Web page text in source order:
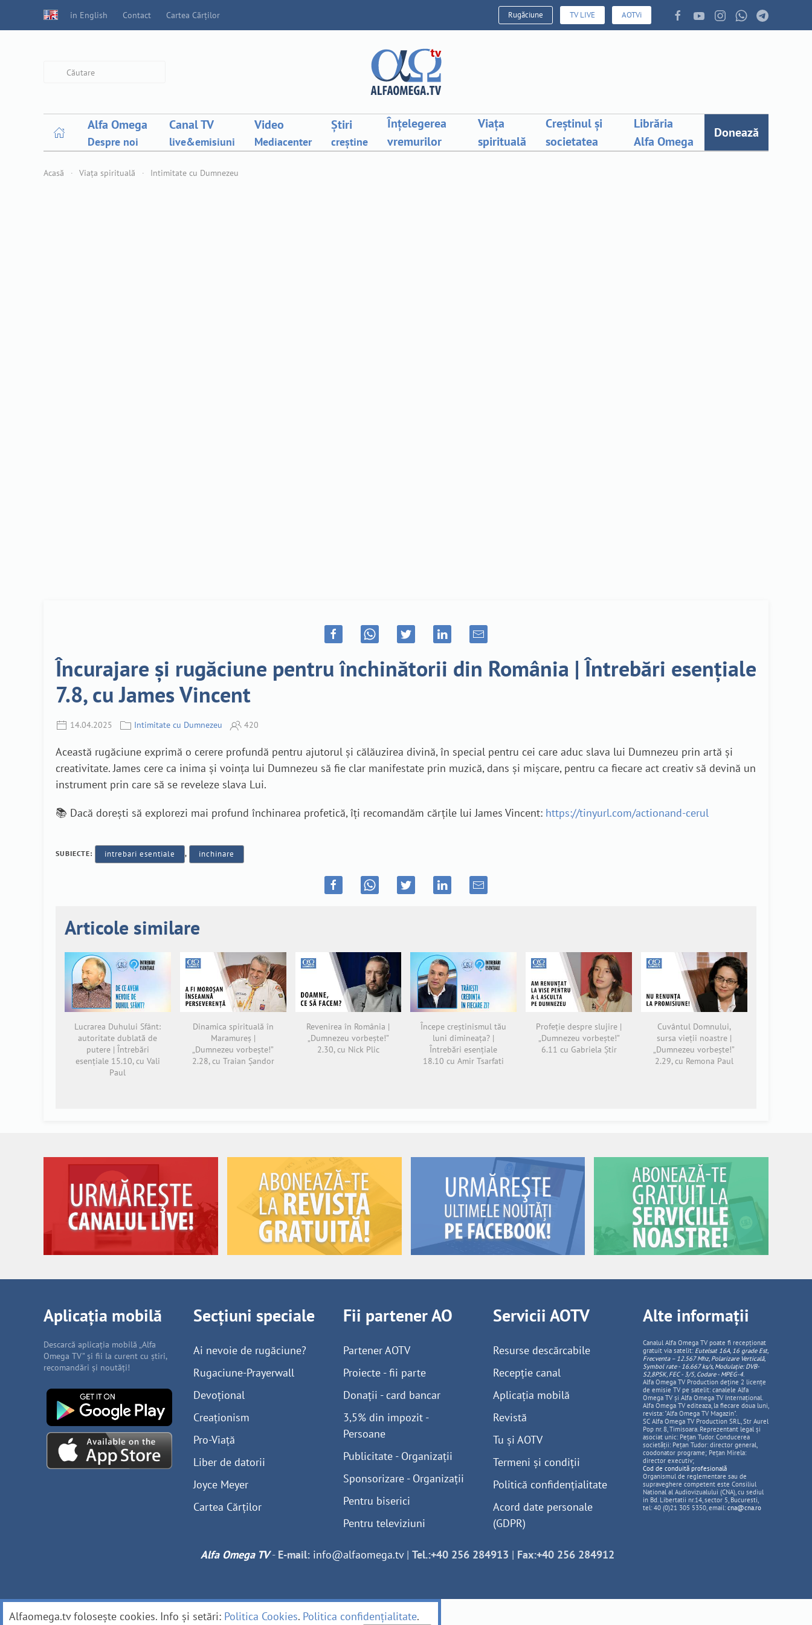
in English Contact Cartea Cărților Rugăciune TV LIVE AOTVi
Alfa Omega
Despre noi
Canal TV
live&emisiuni
Video
Mediacenter
Știri
creștine
Înțelegerea
vremurilor
Viața
spirituală
Creștinul și
societatea
Librăria
Alfa Omega
Donează
Acasă Viața spirituală Intimitate cu Dumnezeu
Încurajare și rugăciune pentru închinătorii din România | Întrebări esențiale
7.8, cu James Vincent
14.04.2025 Intimitate cu Dumnezeu 420
Această rugăciune exprimă o cerere profundă pentru ajutorul și călăuzirea divină, în special pentru cei care aduc slava lui Dumnezeu prin artă și
creativitate. James cere ca inima și voința lui Dumnezeu să fie clar manifestate prin muzică, dans și mișcare, pentru ca fiecare act creativ să devină un
instrument prin care să se reveleze slava Lui.
📚 Dacă dorești să explorezi mai profund închinarea profetică, îți recomandăm cărțile lui James Vincent: https://tinyurl.com/actionand-cerul
SUBIECTE: intrebari esentiale , inchinare
Articole similare
Lucrarea Duhului Sfânt:
autoritate dublată de
putere | Întrebări
esențiale 15.10, cu Vali
Paul
Dinamica spirituală în
Maramureș |
„Dumnezeu vorbește!”
2.28, cu Traian Șandor
Revenirea în România |
„Dumnezeu vorbește!”
2.30, cu Nick Plic
Începe creștinismul tău
luni dimineața? |
Întrebări esențiale
18.10 cu Amir Tsarfati
Profeție despre slujire |
„Dumnezeu vorbește!”
6.11 cu Gabriela Știr
Cuvântul Domnului,
sursa vieții noastre |
„Dumnezeu vorbește!”
2.29, cu Remona Paul
Aplicația mobilă
Descarcă aplicația mobilă „Alfa
Omega TV” și fii la curent cu știri,
recomandări și noutăți!
Secțiuni speciale
Ai nevoie de rugăciune?
Rugaciune-Prayerwall
Devoțional
Creaționism
Pro-Viață
Liber de datorii
Joyce Meyer
Cartea Cărților
Fii partener AO
Partener AOTV
Proiecte - fii parte
Donații - card bancar
3,5% din impozit -
Persoane
Publicitate - Organizații
Sponsorizare - Organizații
Pentru biserici
Pentru televiziuni
Servicii AOTV
Resurse descărcabile
Recepție canal
Aplicația mobilă
Revistă
Tu și AOTV
Termeni și condiții
Politică confidențialitate
Acord date personale
(GDPR)
Alte informații
Canalul Alfa Omega TV poate fi recepționat
gratuit via satelit: Eutelsat 16A, 16 grade Est,
Frecventa – 12.567 Mhz, PolarizareVerticală,
Symbol rate - 16.667 ks/s, Modulație: DVB-
S2,8PSK, FEC - 3/5, Codare - MPEG-4.
Alfa Omega TV Production deține 2 licențe
de emisie TV pe satelit: canalele Alfa
Omega TV și Alfa Omega TV Internațional.
Alfa Omega TV editeaza, la fiecare doua luni,
revista: "Alfa Omega TV Magazin".
SC Alfa Omega TV Production SRL, Str Aurel
Pop nr. 8, Timisoara. Reprezentant legal și
asociat unic: Pețan Tudor. Conducerea
societății: Pețan Tudor: director general,
coodonator programe; Pețan Mirela:
director executiv;
Cod de conduită profesională
Organismul de reglementare sau de
supraveghere competent este Consiliul
National al Audiovizualului (CNA), cu sediul
in Bd. Libertatii nr.14, sector 5, Bucuresti,
tel: 40 (0)21 305 5350, email: cna@cna.ro
Alfa Omega TV- E-mail: info@alfaomega.tv| Tel.:+40 256 284913 | Fax:+40 256 284912
Alfaomega.tv folosește cookies. Info și setări: Politica Cookies. Politica confidențialitate.